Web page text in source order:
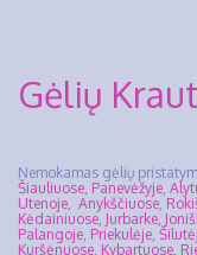
Gėlių
Nemokamas gėlių
Šiauliuose Panevėžyje
Utenoje Anykščiuose
Kėdainiuose Jurbarke,
Palangoje Priekulėje
Kuršėnuose Kybartuose,